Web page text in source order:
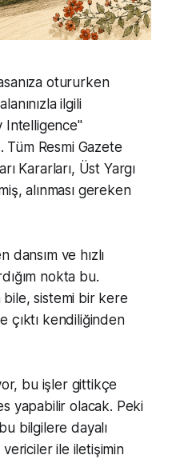
otururken
ilgili
Intelligence"
Tüm Resmi Gazete
Kararları, Üst Yargı
alınması gereken
dansım ve hızlı
nokta bu.
bile, sistemi bir kere
çıktı kendiliğinden
bu işler gittikçe
yapabilir olacak. Peki
bilgilere dayalı
ile iletişimin